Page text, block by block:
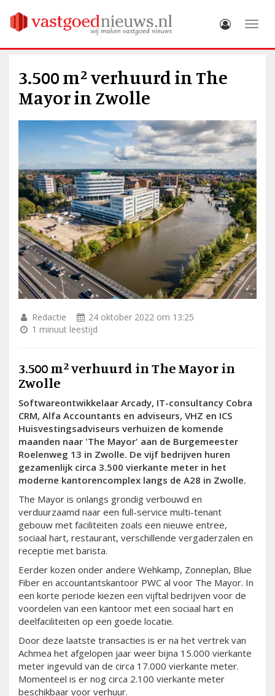
3.500 m² verhuurd in The
Mayor in Zwolle
Redactie
24 oktober 2022 om 13:25
1 minuut leestijd
3.500 m² verhuurd in The Mayor in
Zwolle
Softwareontwikkelaar Arcady, IT-consultancy Cobra
CRM, Alfa Accountants en adviseurs, VHZ en ICS
Huisvestingsadviseurs verhuizen de komende
maanden naar 'The Mayor' aan de Burgemeester
Roelenweg 13 in Zwolle. De vijf bedrijven huren
gezamenlijk circa 3.500 vierkante meter in het
moderne kantorencomplex langs de A28 in Zwolle.
The Mayor is onlangs grondig verbouwd en
verduurzaamd naar een full-service multi-tenant
gebouw met faciliteiten zoals een nieuwe entree,
sociaal hart, restaurant, verschillende vergaderzalen en
receptie met barista.
Eerder kozen onder andere Wehkamp, Zonneplan, Blue
Fiber en accountantskantoor PWC al voor The Mayor. In
een korte periode kiezen een vijftal bedrijven voor de
voordelen van een kantoor met een sociaal hart en
deelfaciliteiten op een goede locatie.
Door deze laatste transacties is er na het vertrek van
Achmea het afgelopen jaar weer bijna 15.000 vierkante
meter ingevuld van de circa 17.000 vierkante meter.
Momenteel is er nog circa 2.100 vierkante meter
beschikbaar voor verhuur.